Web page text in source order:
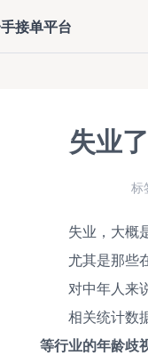
接单平台
失业
标
失业，大概
尤其是那些
对中年人来
相关统计数
等行业的年龄歧